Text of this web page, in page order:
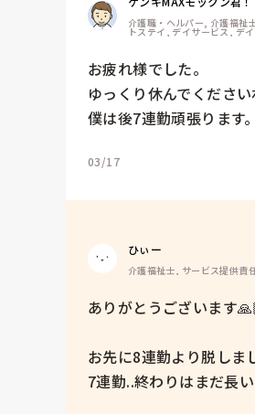
介護職・ヘルパー, 介護福祉
トステイ, デイサービス, デ
お疲れ様でした。
ゆっくり休んでください
僕は後7連勤頑張ります。
03/17
ひぃー
介護福祉士, サービス提供責
ありがとうございます
お先に8連勤より脱しま
7連勤..終わりはまだ長